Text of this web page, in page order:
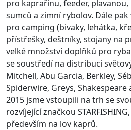
pro kaprařinu, feeder,
sumců a zimní rybolov. Dále
pro camping (bivaky, lehátka,
přístřešky, deštníky, stojany na
velké množství doplňků pro
se soustředí na distribuci
Mitchell, Abu Garcia, Berkley,
Spiderwire, Greys, Shakespeare
2015 jsme vstoupili na trh se
rozvíjející značkou
především na lov kaprů.